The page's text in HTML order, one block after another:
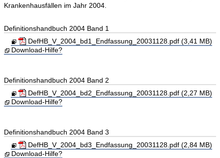
Krankenhausfällen im Jahr 2004.
Definitionshandbuch 2004 Band 1
DefHB_V_2004_bd1_Endfassung_20031128.pdf (3,41 MB)
Download-Hilfe?
Definitionshandbuch 2004 Band 2
DefHB_V_2004_bd2_Endfassung_20031128.pdf (2,27 MB)
Download-Hilfe?
Definitionshandbuch 2004 Band 3
DefHB_V_2004_bd3_Endfassung_20031128.pdf (2,84 MB)
Download-Hilfe?